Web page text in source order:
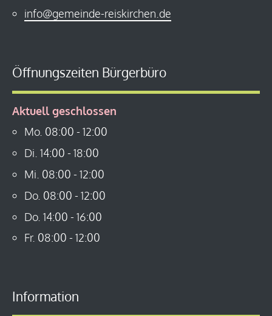
info@gemeinde-reiskirchen.de
Öffnungszeiten Bürgerbüro
Aktuell geschlossen
Mo. 08:00 - 12:00
Di. 14:00 - 18:00
Mi. 08:00 - 12:00
Do. 08:00 - 12:00
Do. 14:00 - 16:00
Fr. 08:00 - 12:00
Information